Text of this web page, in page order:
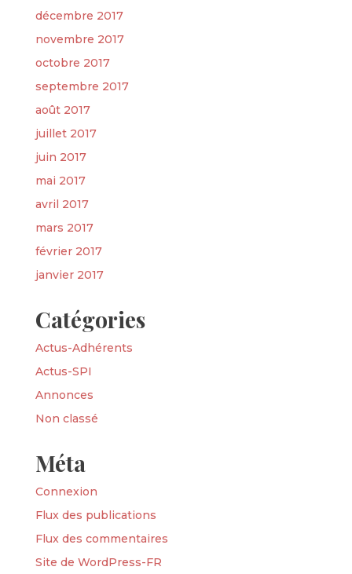
décembre 2017
novembre 2017
octobre 2017
septembre 2017
août 2017
juillet 2017
juin 2017
mai 2017
avril 2017
mars 2017
février 2017
janvier 2017
Catégories
Actus-Adhérents
Actus-SPI
Annonces
Non classé
Méta
Connexion
Flux des publications
Flux des commentaires
Site de WordPress-FR